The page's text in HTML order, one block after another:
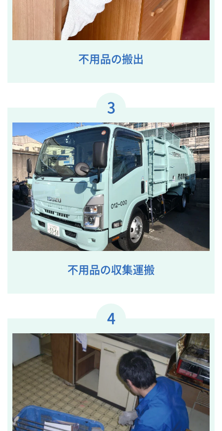
不用品の搬出
3
不用品の収集運搬
4